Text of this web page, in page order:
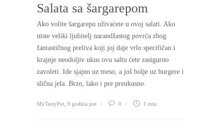
Salata sa šargarepom
Ako volite šargarepu uživaćete u ovoj salati. Ako
niste veliki ljubitelj narandžastog povrća zbog
fantastičnog preliva koji joj daje vrlo specifičan i
krajnje neodoljiv ukus ovu saltu ćete zasigurno
zavoleti. Ide sjajno uz meso, a još bolje uz burgere i
slična jela. Brzo, lako i pre preukusno.
MyTastyPot 9 godina pre 0 1 min